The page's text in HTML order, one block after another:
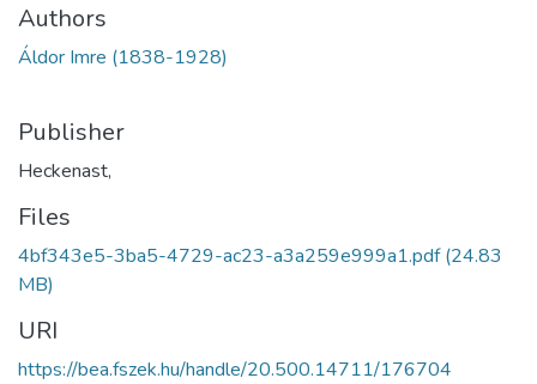
Authors
Áldor Imre (1838-1928)
Publisher
Heckenast,
Files
4bf343e5-3ba5-4729-ac23-a3a259e999a1.pdf(24.83
MB)
URI
https://bea.fszek.hu/handle/20.500.14711/176704